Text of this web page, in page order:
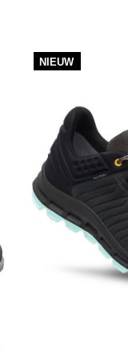
NIEUW